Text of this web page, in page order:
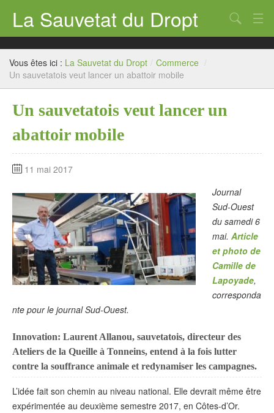
La Sauvetat du Dropt
Accueil
Mairie
Archives
Agenda 2026
Contact
Chercher
Vous êtes ici : La Sauvetat du Dropt / Commerce /
Un sauvetatois veut lancer un abattoir mobile
Un sauvetatois veut lancer un
abattoir mobile
11 mai 2017
Journal
Sud-Ouest
du samedi 6
mai.Article
et photo de
Camille de
Lapoyade,
corresponda
nte pour le journal Sud-Ouest.
Innovation: Laurent Allanou, sauvetatois, directeur des
Ateliers de la Queille à Tonneins, entend à la fois lutter
contre la souffrance animale et redynamiser les campagnes.
L’idée fait son chemin au niveau national. Elle devrait même être
expérimentée au deuxième semestre 2017, en Côtes-d’Or.